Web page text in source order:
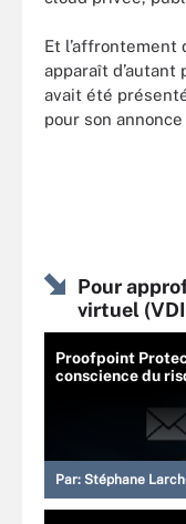
Et
apparaît d’autant
avait été
pour son
Pour
virtuel
Proofpoint
conscience du
Par: Stéphane